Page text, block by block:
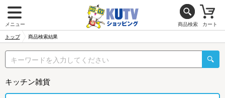
メニュー 商品検索 カート
トップ 商品検索結果
キッチン雑貨